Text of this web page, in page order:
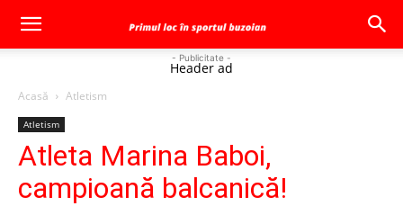
- Publicitate -
Header ad
Acasă Atletism
Atletism
Atleta Marina Baboi,
campioană balcanică!